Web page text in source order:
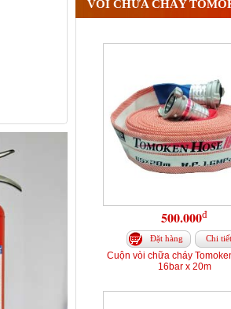
VÒI CHỮA CHÁY
500.000đ
Đặt hàng Chi tiết
Cuộn vòi chữa cháy
16bar x 20m